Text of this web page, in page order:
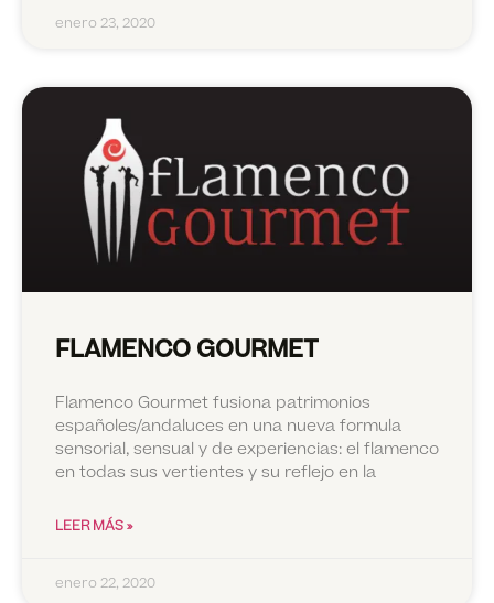
enero 23, 2020
FLAMENCO GOURMET
Flamenco Gourmet fusiona patrimonios
españoles/andaluces en una nueva formula
sensorial, sensual y de experiencias: el flamenco
en todas sus vertientes y su reflejo en la
LEER MÁS »
enero 22, 2020